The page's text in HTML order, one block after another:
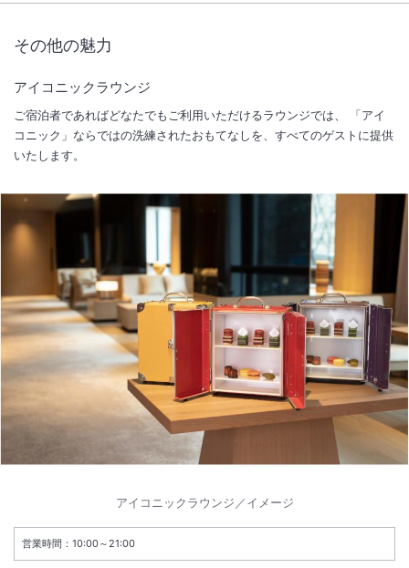
その他の魅力
アイコニックラウンジ
ご宿泊者であればどなたでもご利用いただけるラウンジでは、 「アイ
コニック」ならではの洗練されたおもてなしを、すべてのゲストに提供
いたします。
アイコニックラウンジ／イメージ
営業時間：10:00～21:00